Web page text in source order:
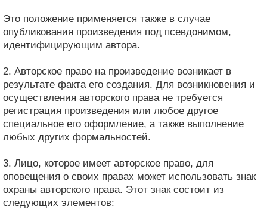
Это положение применяется также в случае
опубликования произведения под псевдонимом,
идентифицирующим автора.
2. Авторское право на произведение возникает в
результате факта его создания. Для возникновения и
осуществления авторского права не требуется
регистрация произведения или любое другое
специальное его оформление, а также выполнение
любых других формальностей.
3. Лицо, которое имеет авторское право, для
оповещения о своих правах может использовать знак
охраны авторского права. Этот знак состоит из
следующих элементов: